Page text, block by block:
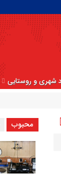
شهری و روستایی
محبوب